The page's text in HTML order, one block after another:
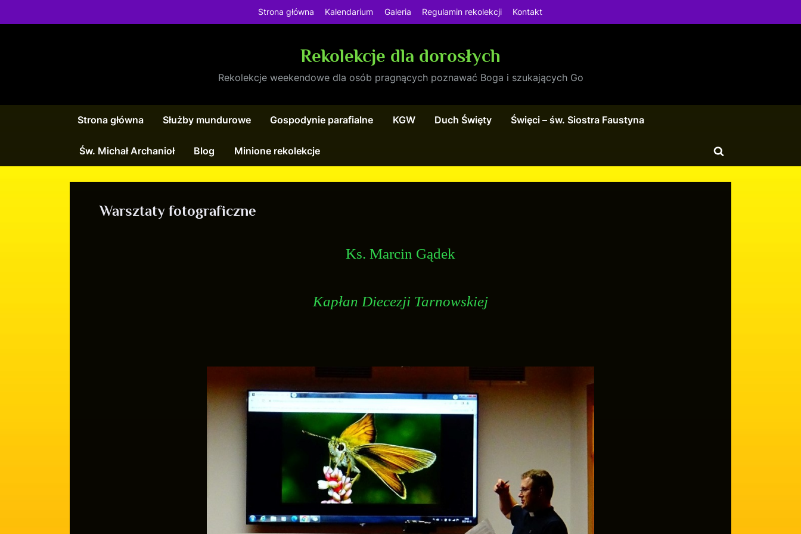
Strona główna Kalendarium Galeria Regulamin rekolekcji Kontakt
Rekolekcje dla dorosłych
Rekolekcje weekendowe dla osób pragnących poznawać Boga i szukających Go
Strona główna Służby mundurowe Gospodynie parafialne KGW Duch Święty Święci – św. Siostra Faustyna
Św. Michał Archanioł Blog Minione rekolekcje
Warsztaty fotograficzne
Ks. Marcin Gądek
Kapłan Diecezji Tarnowskiej